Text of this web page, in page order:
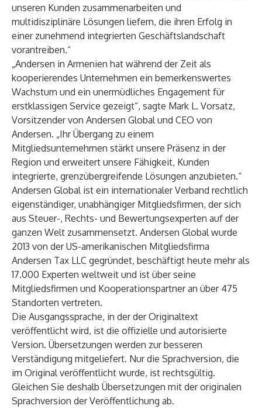
unseren Kunden zusammenarbeiten und
multidisziplinäre Lösungen liefern, die ihren Erfolg in
einer zunehmend integrierten Geschäftslandschaft
vorantreiben.“
„Andersen in Armenien hat während der Zeit als
kooperierendes Unternehmen ein bemerkenswertes
Wachstum und ein unermüdliches Engagement für
erstklassigen Service gezeigt“, sagte Mark L. Vorsatz,
Vorsitzender von Andersen Global und CEO von
Andersen. „Ihr Übergang zu einem
Mitgliedsunternehmen stärkt unsere Präsenz in der
Region und erweitert unsere Fähigkeit, Kunden
integrierte, grenzübergreifende Lösungen anzubieten.“
Andersen Globalist ein internationaler Verband rechtlich
eigenständiger, unabhängiger Mitgliedsfirmen, der sich
aus Steuer-, Rechts- und Bewertungsexperten auf der
ganzen Welt zusammensetzt. Andersen Global wurde
2013 von der US-amerikanischen Mitgliedsfirma
Andersen Tax LLC gegründet, beschäftigt heute mehr als
17.000 Experten weltweit und ist über seine
Mitgliedsfirmen und Kooperationspartner an über 475
Standorten vertreten.
Die Ausgangssprache, in der der Originaltext
veröffentlicht wird, ist die offizielle und autorisierte
Version. Übersetzungen werden zur besseren
Verständigung mitgeliefert. Nur die Sprachversion, die
im Original veröffentlicht wurde, ist rechtsgültig.
Gleichen Sie deshalb Übersetzungen mit der originalen
Sprachversion der Veröffentlichung ab.